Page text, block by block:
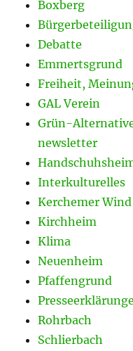
Boxberg
Debatte
Emmertsgrund
Freiheit,
GAL Verein
Grün-
newsletter
Interkulturelles
Kerchemer Wind
Kirchheim
Klima
Neuenheim
Pfaffengrund
Rohrbach
Schlierbach